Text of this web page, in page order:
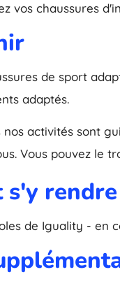
vos chaussures
de sport
adaptés.
nos activités sont
Vous pouvez le
s'y rendre
de Iguality - en